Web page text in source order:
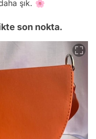
şık. 🌸
son nokta.